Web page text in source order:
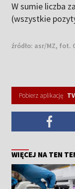
W sumie liczba
(wszystkie
źródło: asr/MZ, fot.
Pobierz aplikację
WIĘCEJ NA TEN